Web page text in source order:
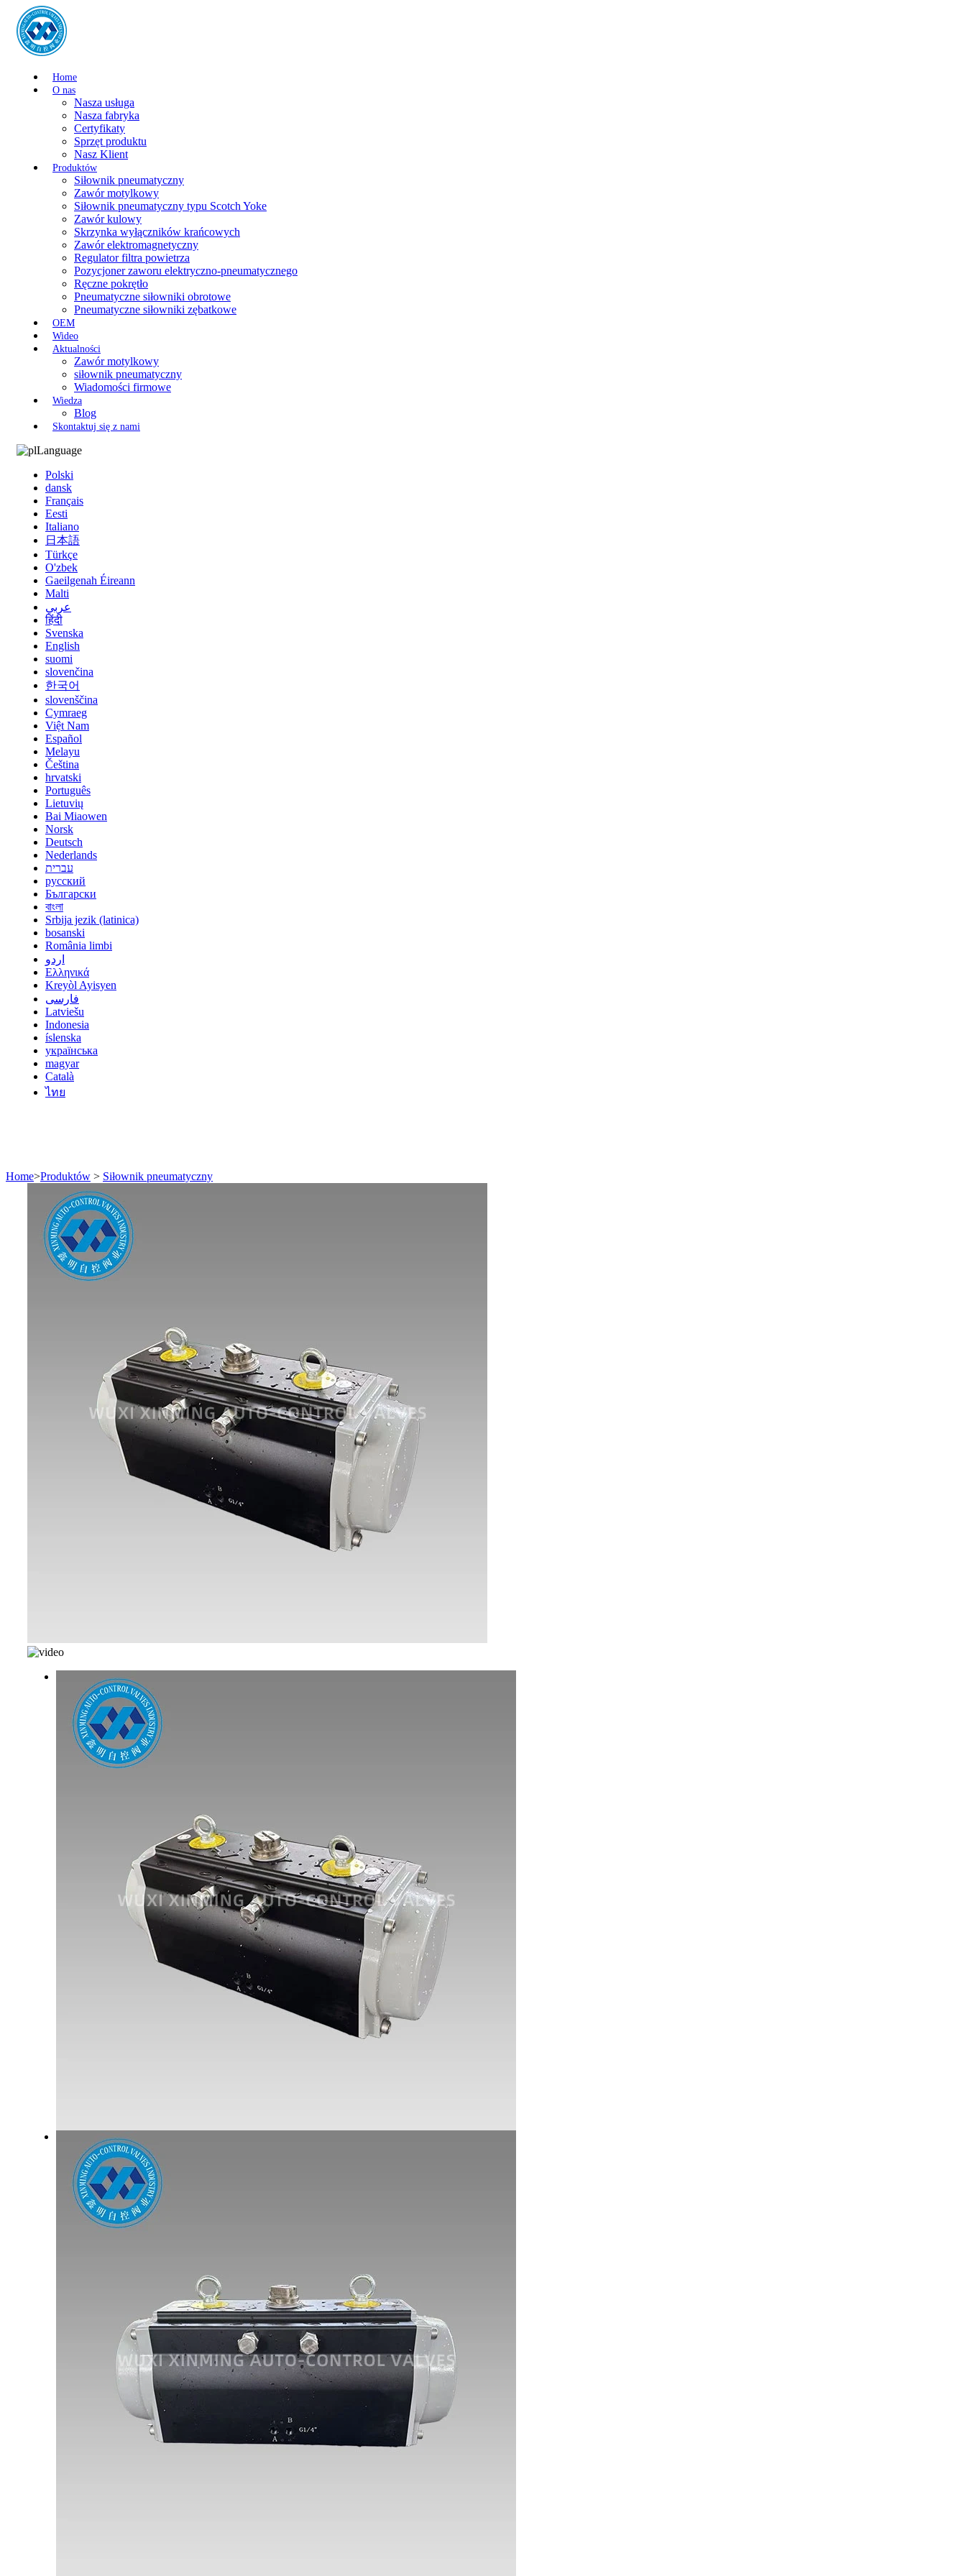
Home
O nas
Nasza usługa
Nasza fabryka
Certyfikaty
Sprzęt produktu
Nasz Klient
Produktów
Siłownik pneumatyczny
Zawór motylkowy
Siłownik pneumatyczny typu Scotch Yoke
Zawór kulowy
Skrzynka wyłączników krańcowych
Zawór elektromagnetyczny
Regulator filtra powietrza
Pozycjoner zaworu elektryczno-pneumatycznego
Ręczne pokrętło
Pneumatyczne siłowniki obrotowe
Pneumatyczne siłowniki zębatkowe
OEM
Wideo
Aktualności
Zawór motylkowy
siłownik pneumatyczny
Wiadomości firmowe
Wiedza
Blog
Skontaktuj się z nami
Language
Polski
dansk
Français
Eesti
Italiano
日本語
Türkçe
O'zbek
Gaeilgenah Éireann
Malti
عربي
हिंदी
Svenska
English
suomi
slovenčina
한국어
slovenščina
Cymraeg
Việt Nam
Español
Melayu
Čeština
hrvatski
Português
Lietuvių
Bai Miaowen
Norsk
Deutsch
Nederlands
עברית
русский
Български
বাংলা
Srbija jezik (latinica)
bosanski
România limbi
اردو
Ελληνικά
Kreyòl Ayisyen
فارسی
Latviešu
Indonesia
íslenska
українська
magyar
Català
ไทย
Home>Produktów > Siłownik pneumatyczny